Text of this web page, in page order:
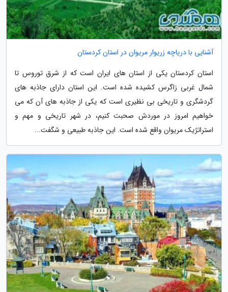
آشنایی با دریاچه زریوار مریوان در استان کردستان
استان کردستان یکی از استان های ایران است که از شرق توروس تا
شمال غربی زاگرس کشیده شده است. این استان دارای جاذبه های
گردشگری و تاریخی بی نظیری است که یکی از جاذبه های آن که می
خواهیم امروز در موردش صحبت کنیم، در شهر تاریخی و مهم و
استراتژیک مریوان واقع شده است. این جاذبه طبیعی و شگفت...